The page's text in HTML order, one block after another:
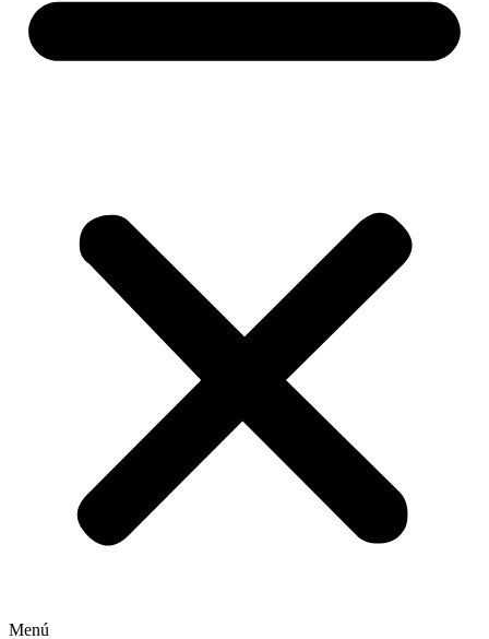
Menú